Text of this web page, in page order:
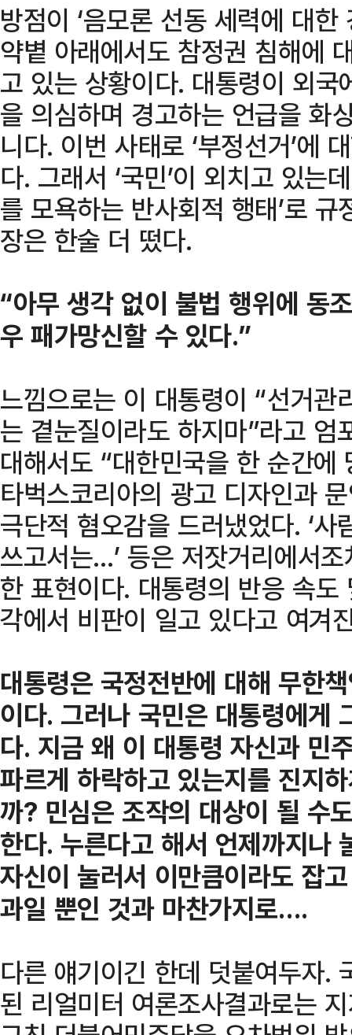
방점이 ‘음모론 선동 세력에 대
약볕 아래에서도 참정권 침해에
고 있는 상황이다. 대통령이 외
을 의심하며 경고하는 언급을 화
니다. 이번 사태로 ‘부정선거’에
다. 그래서 ‘국민’이 외치고 있는
를 모욕하는 반사회적 행태’로
장은 한술 더 떴다.
“아무 생각 없이 불법 행위에 동
우 패가망신할 수 있다.”
느낌으로는 이 대통령이 “선거관
는 곁눈질이라도 하지마”라고 엄
대해서도 “대한민국을 한 순간
타벅스코리아의 광고 디자인과
극단적 혐오감을 드러냈었다. ‘사
쓰고서는…’ 등은 저잣거리에서조
한 표현이다. 대통령의 반응 속
각에서 비판이 일고 있다고 여겨
대통령은 국정전반에 대해 무한
이다. 그러나 국민은 대통령에게
다. 지금 왜 이 대통령 자신과 민
파르게 하락하고 있는지를 진지
까? 민심은 조작의 대상이 될 수
한다. 누른다고 해서 언제까지나
자신이 눌러서 이만큼이라도 잡
과일 뿐인 것과 마찬가지로….
다른 얘기이긴 한데 덧붙여두자.
된 리얼미터 여론조사결과로는